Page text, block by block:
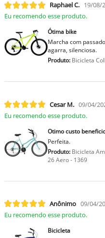
Raphael C. 19/08/
Eu recomendo esse produto.
Ótima bike
Marcha com
agarra, silenciosa.
Produto:Bicicleta
Cesar M. 09/04/
Eu recomendo esse produto.
Otimo custo
Perfeita.
Produto:Bicicleta
26 Aero - 1369
Anônimo 09/04/
Eu recomendo esse produto.
Bicicleta